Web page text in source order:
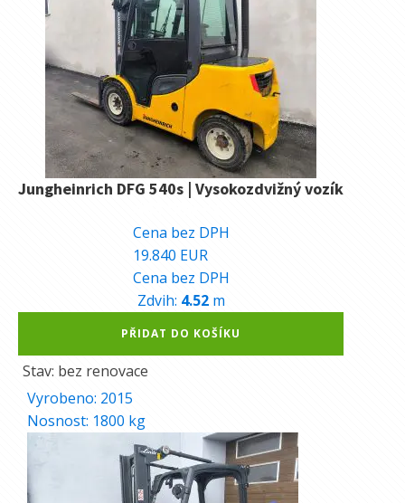
Jungheinrich DFG 540s | Vysokozdvižný vozík
Cena bez DPH
19.840 EUR
Cena bez DPH
Zdvih: 4.52 m
PŘIDAT DO KOŠÍKU
Stav: bez renovace
Vyrobeno: 2015
Nosnost: 1800 kg